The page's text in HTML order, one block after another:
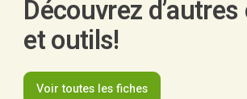
Découvrez
et outils!
Voir toutes les fiches